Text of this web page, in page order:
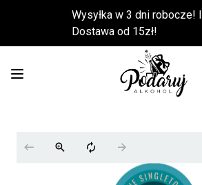
Wysyłka w 3 dni robocze! l
Dostawa od 15zł!